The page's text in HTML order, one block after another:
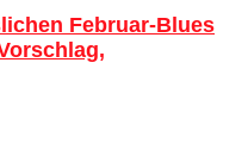
Februar-Blues